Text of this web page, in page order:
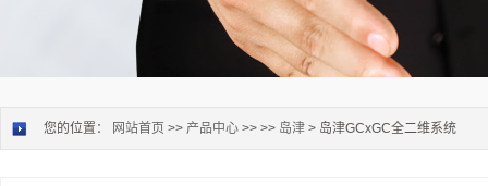
您的位置： 网站首页 >> 产品中心 >> >> 岛津 > 岛津GCxGC全二维系统